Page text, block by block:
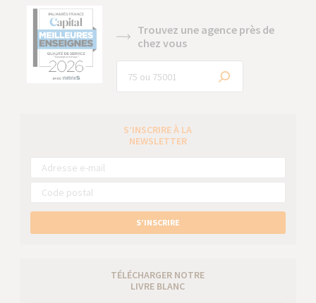
Trouvez une agence près de
chez vous
S’INSCRIRE À LA
NEWSLETTER
S’INSCRIRE
TÉLÉCHARGER NOTRE
LIVRE BLANC